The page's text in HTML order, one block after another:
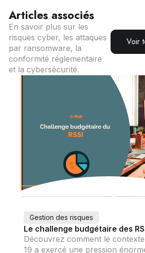
Articles associés
En savoir plus sur les
risques cyber, les attaques
par ransomware, la
conformité réglementaire
et la cybersécurité.
Voir
Gestion des risques
Le challenge budgétaire des
Découvrez comment le
19 a exercé une pression